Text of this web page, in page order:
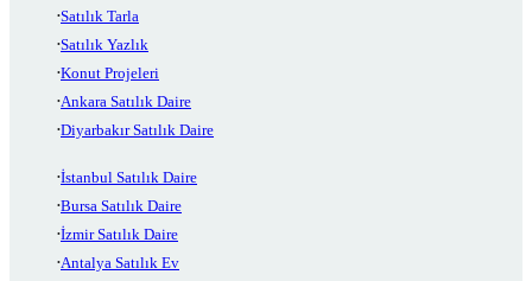
Satılık Tarla
Satılık Yazlık
Konut Projeleri
Ankara Satılık Daire
Diyarbakır Satılık Daire
İstanbul Satılık Daire
Bursa Satılık Daire
İzmir Satılık Daire
Antalya Satılık Ev